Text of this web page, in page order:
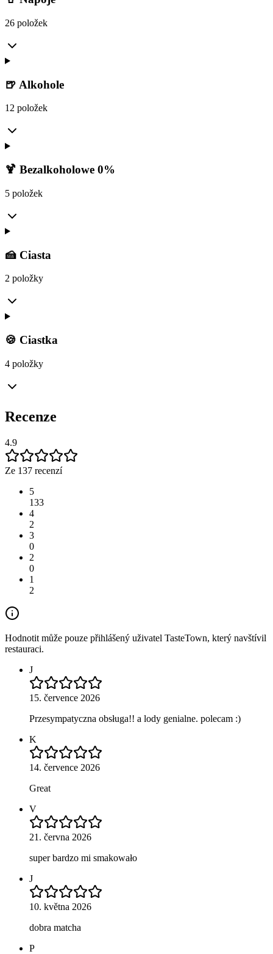
26 položek
🍺 Alkohole
12 položek
🍹 Bezalkoholowe 0%
5 položek
🍰 Ciasta
2 položky
🍪 Ciastka
4 položky
Recenze
4.9
Ze 137 recenzí
5
133
4
2
3
0
2
0
1
2
Hodnotit může pouze přihlášený uživatel TasteTown, který navštívil
restauraci.
J
15. července 2026
Przesympatyczna obsługa!! a lody genialne. polecam :)
K
14. července 2026
Great
V
21. června 2026
super bardzo mi smakowało
J
10. května 2026
dobra matcha
P